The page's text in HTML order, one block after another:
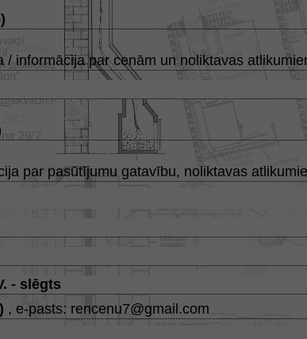
)
/ informācija par cenām un noliktavas
par pasūtījumu gatavību, noliktavas
- slēgts
) , e-pasts: rencenu7@gmail.com